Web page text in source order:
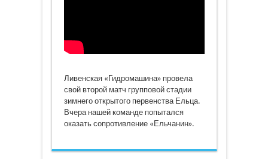
Ливенская «Гидромашина» провела
свой второй матч групповой стадии
зимнего открытого первенства Ельца.
Вчера нашей команде попытался
оказать сопротивление «Ельчанин».